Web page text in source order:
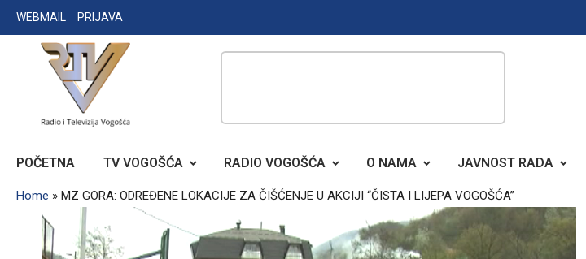
Skip
to
WEBMAIL PRIJAVA
RADIO TELEVIZIJA VOGOŠĆA
POČETNA TV VOGOŠĆA RADIO VOGOŠĆA O NAMA JAVNOST RADA
Home » MZ GORA: ODREĐENE LOKACIJE ZA ČIŠĆENJE U AKCIJI “ČISTA I LIJEPA VOGOŠĆA”